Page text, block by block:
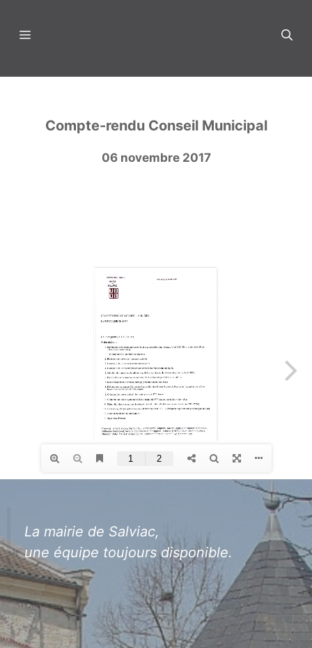
contenu
Menu
Compte-rendu Conseil Municipal
06 novembre 2017
La mairie de Salviac,
une équipe toujours disponible.